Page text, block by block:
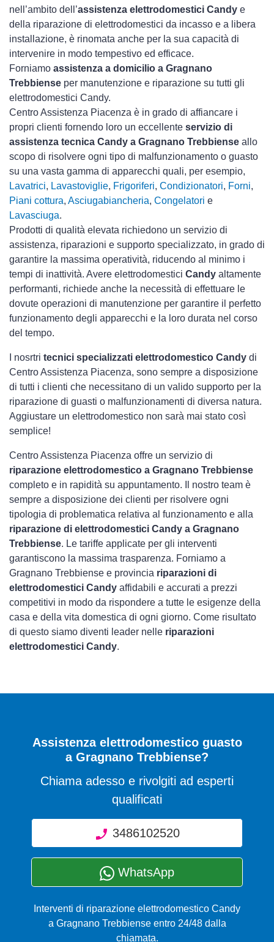
nell’ambito dell’assistenza elettrodomestici Candy e
della riparazione di elettrodomestici da incasso e a libera
installazione, è rinomata anche per la sua capacità di
intervenire in modo tempestivo ed efficace.
Forniamo assistenza a domicilio a Gragnano
Trebbiense per manutenzione e riparazione su tutti gli
elettrodomestici Candy.
Centro Assistenza Piacenza è in grado di affiancare i
propri clienti fornendo loro un eccellente servizio di
assistenza tecnica Candy a Gragnano Trebbiense allo
scopo di risolvere ogni tipo di malfunzionamento o guasto
su una vasta gamma di apparecchi quali, per esempio,
Lavatrici, Lavastoviglie, Frigoriferi, Condizionatori, Forni,
Piani cottura, Asciugabiancheria, Congelatori e
Lavasciuga.
Prodotti di qualità elevata richiedono un servizio di
assistenza, riparazioni e supporto specializzato, in grado di
garantire la massima operatività, riducendo al minimo i
tempi di inattività. Avere elettrodomestici Candy altamente
performanti, richiede anche la necessità di effettuare le
dovute operazioni di manutenzione per garantire il perfetto
funzionamento degli apparecchi e la loro durata nel corso
del tempo.
I nosrtri tecnici specializzati elettrodomestico Candy di
Centro Assistenza Piacenza, sono sempre a disposizione
di tutti i clienti che necessitano di un valido supporto per la
riparazione di guasti o malfunzionamenti di diversa natura.
Aggiustare un elettrodomestico non sarà mai stato così
semplice!
Centro Assistenza Piacenza offre un servizio di
riparazione elettrodomestico a Gragnano Trebbiense
completo e in rapidità su appuntamento. Il nostro team è
sempre a disposizione dei clienti per risolvere ogni
tipologia di problematica relativa al funzionamento e alla
riparazione di elettrodomestici Candy a Gragnano
Trebbiense. Le tariffe applicate per gli interventi
garantiscono la massima trasparenza. Forniamo a
Gragnano Trebbiense e provincia riparazioni di
elettrodomestici Candy affidabili e accurati a prezzi
competitivi in modo da rispondere a tutte le esigenze della
casa e della vita domestica di ogni giorno. Come risultato
di questo siamo diventi leader nelle riparazioni
elettrodomestici Candy.
Assistenza elettrodomestico guasto
a Gragnano Trebbiense?
Chiama adesso e rivolgiti ad esperti
qualificati
3486102520
WhatsApp
Interventi di riparazione elettrodomestico Candy
a Gragnano Trebbiense entro 24/48 dalla
chiamata.